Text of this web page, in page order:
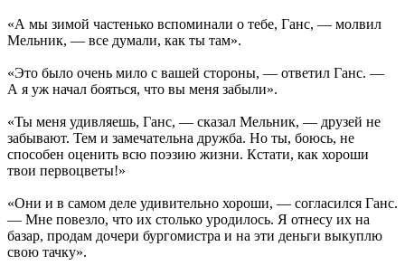
«А мы зимой частенько вспоминали о тебе, Ганс, — молвил
Мельник, — все думали, как ты там».
«Это было очень мило с вашей стороны, — ответил Ганс. —
А я уж начал бояться, что вы меня забыли».
«Ты меня удивляешь, Ганс, — сказал Мельник, — друзей не
забывают. Тем и замечательна дружба. Но ты, боюсь, не
способен оценить всю поэзию жизни. Кстати, как хороши
твои первоцветы!»
«Они и в самом деле удивительно хороши, — согласился Ганс.
— Мне повезло, что их столько уродилось. Я отнесу их на
базар, продам дочери бургомистра и на эти деньги выкуплю
свою тачку».